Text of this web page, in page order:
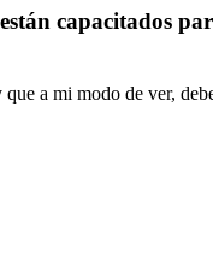
capacitados
a mi modo de ver,